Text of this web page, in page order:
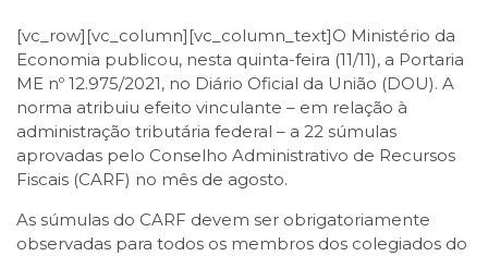
[vc_row][vc_column][vc_column_text]O Ministério da
Economia publicou, nesta quinta-feira (11/11), a Portaria
ME nº 12.975/2021, no Diário Oficial da União (DOU). A
norma atribuiu efeito vinculante – em relação à
administração tributária federal – a 22 súmulas
aprovadas pelo Conselho Administrativo de Recursos
Fiscais (CARF) no mês de agosto.
As súmulas do CARF devem ser obrigatoriamente
observadas para todos os membros dos colegiados do